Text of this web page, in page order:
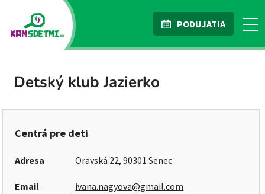
PODUJATIA
Detský klub Jazierko
Centrá pre deti
Adresa Oravská 22, 90301 Senec
Email
ivana.nagyova@gmail.com